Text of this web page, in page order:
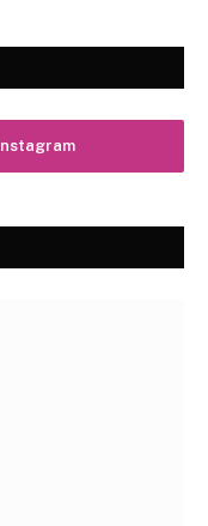
Instagram